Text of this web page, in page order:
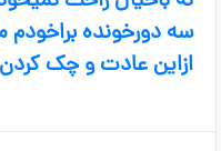
سه دورخونده براخودم
ازاین عادت و چک